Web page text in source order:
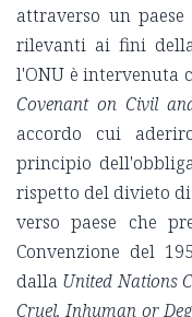
attraverso un
rilevanti ai fini
l'ONU è intervenuta
Covenant on Civil
accordo cui
principio
rispetto del divieto
verso paese che
Convenzione del
dalla United Nations
Cruel, Inhuman or